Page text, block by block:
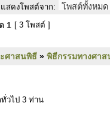
แสดงโพสต์จาก:
1 [ 3 โพสต์ ]
ศาสนพิธี » พิธีกรรมทางศา
วไป 3 ท่าน